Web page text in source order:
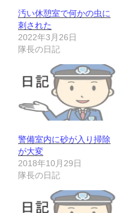
汚い休憩室で何かの虫に
刺された
2022年3月26日
隊長の日記
警備室内に砂が入り掃除
が大変
2018年10月29日
隊長の日記